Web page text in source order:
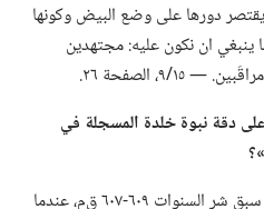
دورها على وضع البيض وكونها
ينبغي ان نكون عليه:‏ مجتهدين
‏٩،‏ الصفحة ٢٦.‏
دقة نبوة خلدة المسجلة في
كلا،‏ فقد مات بسلام بمعنى ان موته سبق شر السنوات ٦٠٩-‏٦٠٧ ق‌م،‏ عندما